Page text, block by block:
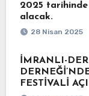
2025 tarihinde
alacak.
28 Nisan 2025
İMRANLI-
FESTİVALİ